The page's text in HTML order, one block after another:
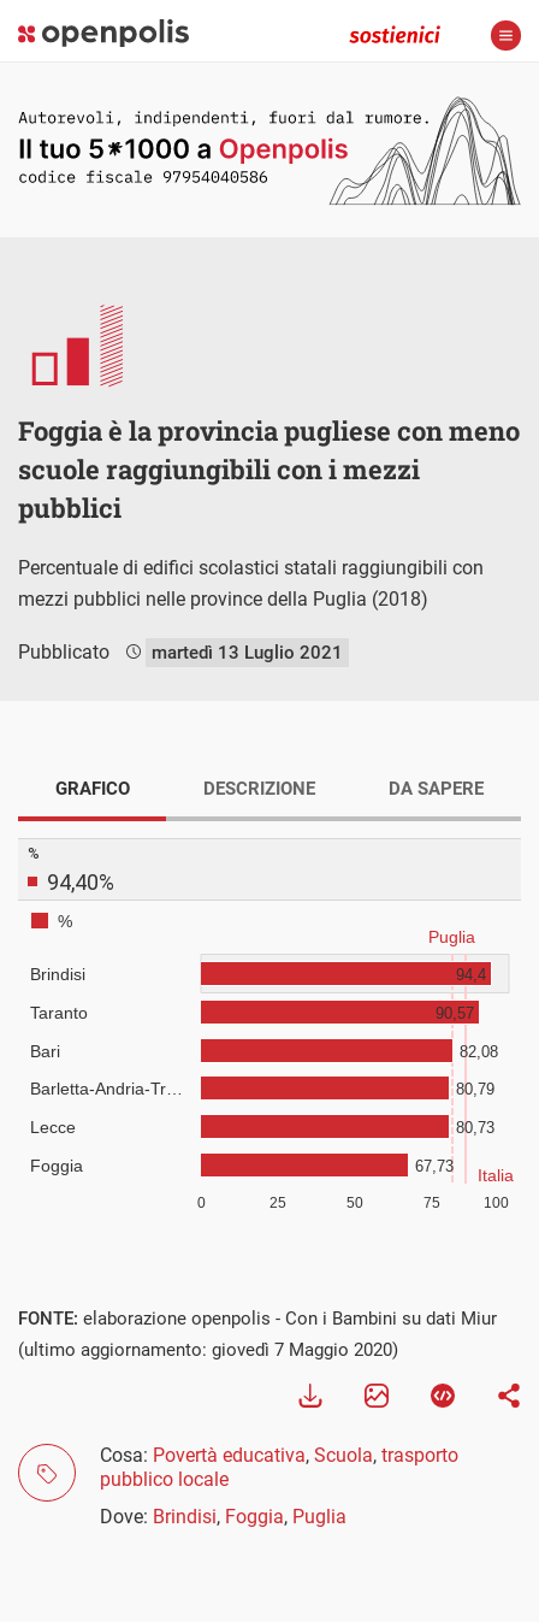
Foggia è la provincia pugliese con meno
scuole raggiungibili con i mezzi
pubblici
Percentuale di edifici scolastici statali raggiungibili con
mezzi pubblici nelle province della Puglia (2018)
Pubblicato martedì 13 Luglio 2021
GRAFICO DESCRIZIONE DA SAPERE
FONTE: elaborazione openpolis - Con i Bambini su dati Miur
(ultimo aggiornamento: giovedì 7 Maggio 2020)
Cosa: Povertà educativa, Scuola, trasporto
pubblico locale
Dove: Brindisi, Foggia, Puglia